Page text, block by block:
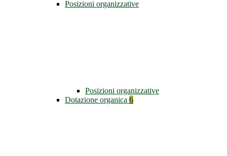
Posizioni organizzative
Posizioni organizzative
Dotazione organica 6